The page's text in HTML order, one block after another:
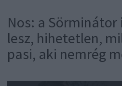
Nos: a Sörminátor
lesz, hihetetlen,
pasi, aki nemrég